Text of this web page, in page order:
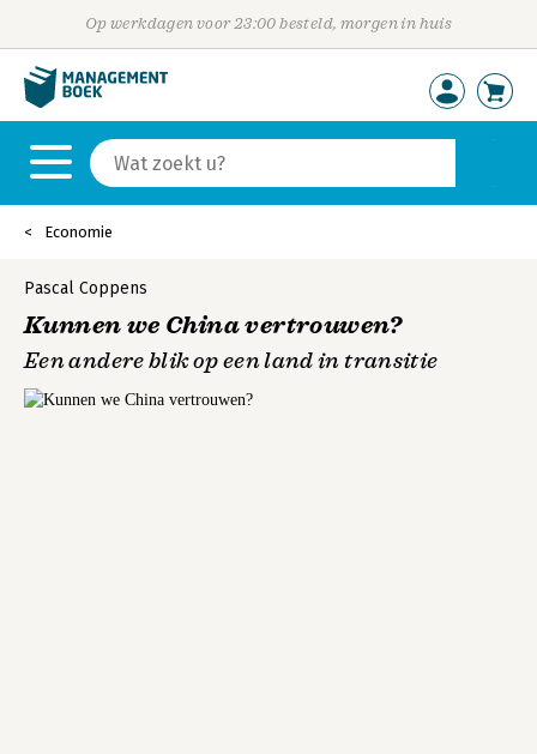
Op werkdagen voor 23:00 besteld, morgen in huis
Economie
Pascal Coppens
Kunnen we China vertrouwen?
Een andere blik op een land in transitie